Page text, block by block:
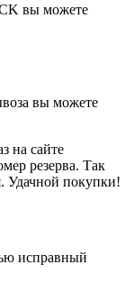
вы можете
вы можете
на сайте
резерва. Так
Удачной покупки!
исправный